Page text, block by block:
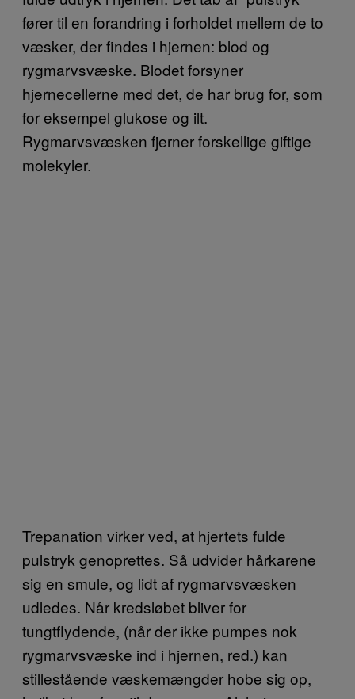
fører til en forandring i forholdet mellem de to
væsker, der findes i hjernen: blod og
rygmarvsvæske. Blodet forsyner
hjernecellerne med det, de har brug for, som
for eksempel glukose og ilt.
Rygmarvsvæsken fjerner forskellige giftige
molekyler.
Trepanation virker ved, at hjertets fulde
pulstryk genoprettes. Så udvider hårkarene
sig en smule, og lidt af rygmarvsvæsken
udledes. Når kredsløbet bliver for
tungtflydende, (når der ikke pumpes nok
rygmarvsvæske ind i hjernen, red.) kan
stillestående væskemængder hobe sig op,